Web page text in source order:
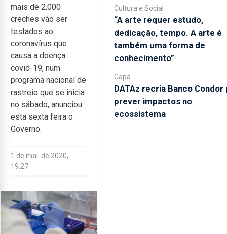
mais de 2.000
creches vão ser
testados ao
coronavírus que
causa a doença
covid-19, num
programa nacional de
rastreio que se inicia
no sábado, anunciou
esta sexta feira o
Governo.
1 de mai. de 2020,
19:27
Cultura e Social
“A arte requer estudo,
dedicação, tempo. A arte é
também uma forma de
conhecimento”
Capa
DATAz recria Banco Condor
prever impactos no
ecossistema